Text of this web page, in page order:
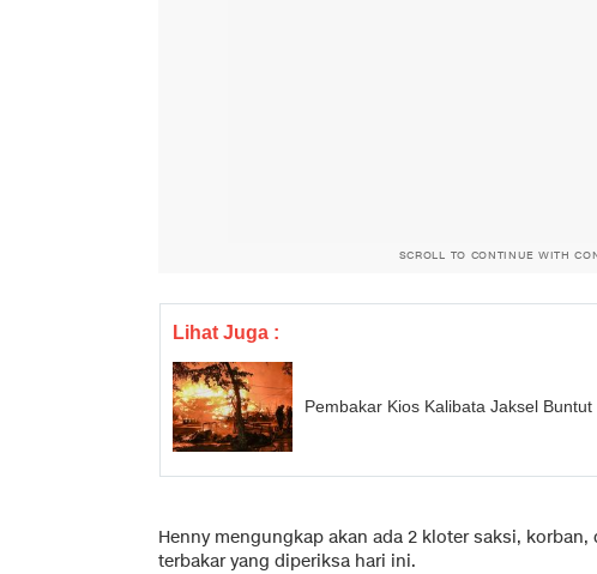
SCROLL TO CONTINUE WITH
Lihat Juga :
Pembakar Kios Kalibata Jaksel
Henny mengungkap akan ada 2 kloter saksi,
terbakar yang diperiksa hari ini.